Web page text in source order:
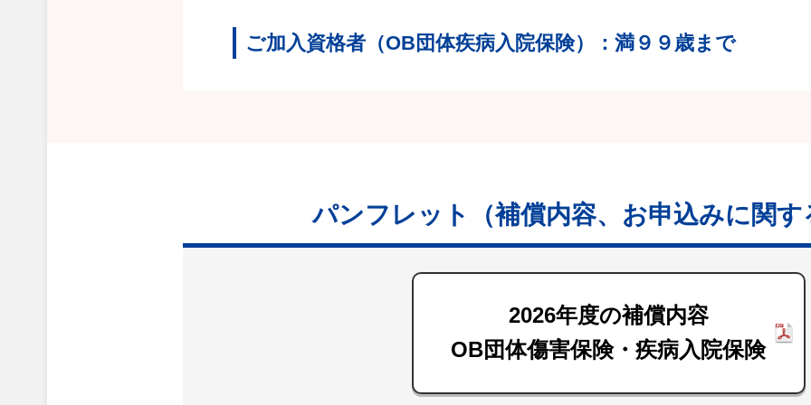
ご加入資格者（OB団体疾病入院保険） ：満９９歳まで
パンフレット （補償内容、お申込みに関
2026年度の補償内容
OB団体傷害保険・疾病入院保険